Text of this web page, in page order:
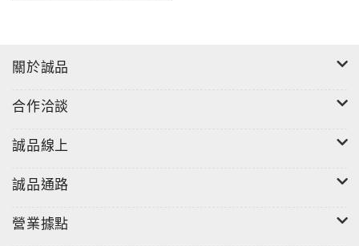
關於誠品
合作洽談
誠品線上
誠品通路
營業據點